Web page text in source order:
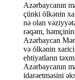
Azərbaycanın
çünki ölkənin
nə olan
rəqəm,
Azərbaycan
və ölkənin
ehtiyatların
Azərbaycanın
idarəetməsini